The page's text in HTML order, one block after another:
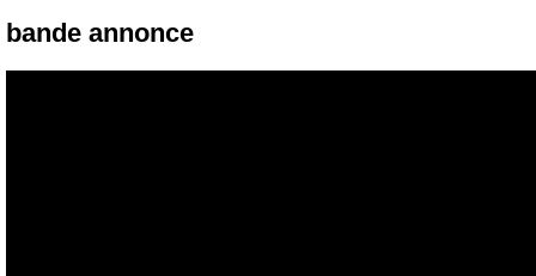
bande annonce